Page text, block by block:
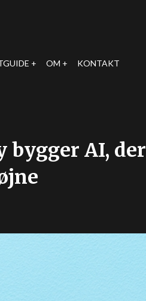
OM KONTAKT
bygger AI, der